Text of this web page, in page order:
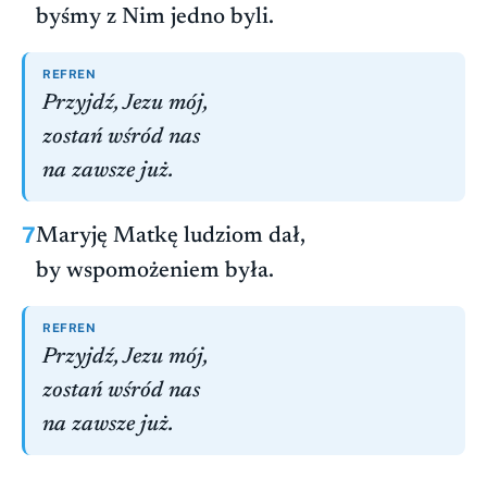
byśmy z Nim jedno byli.
REFREN
Przyjdź, Jezu mój,
zostań wśród nas
na zawsze już.
7Maryję Matkę ludziom dał,
by wspomożeniem była.
REFREN
Przyjdź, Jezu mój,
zostań wśród nas
na zawsze już.